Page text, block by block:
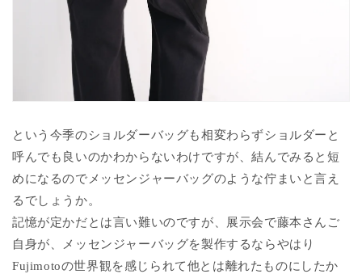
という今季のショルダーバッグも相変わらずショルダーと
呼んでも良いのかわからないわけですが、結んでみると短
めになるのでメッセンジャーバッグのような佇まいと言え
るでしょうか。
記憶が定かだとは言い難いのですが、展示会で藤本さんご
自身が、メッセンジャーバッグを製作するならやはり
Fujimotoの世界観を感じられて他とは離れたものにしたか